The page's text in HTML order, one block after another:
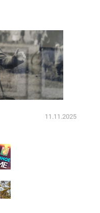
11.11.2025